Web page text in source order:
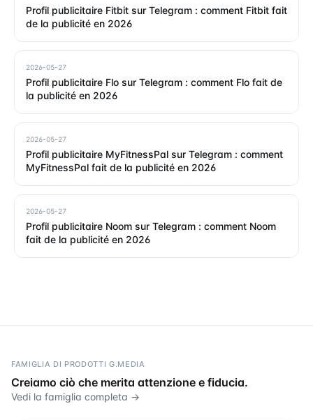
Profil publicitaire Fitbit sur Telegram : comment Fitbit fait
de la publicité en 2026
2026-05-27
Profil publicitaire Flo sur Telegram : comment Flo fait de
la publicité en 2026
2026-05-27
Profil publicitaire MyFitnessPal sur Telegram : comment
MyFitnessPal fait de la publicité en 2026
2026-05-27
Profil publicitaire Noom sur Telegram : comment Noom
fait de la publicité en 2026
FAMIGLIA DI PRODOTTI G.MEDIA
Creiamo ciò che merita attenzione e fiducia.
Vedi la famiglia completa →